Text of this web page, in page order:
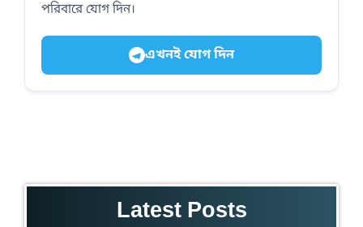
পরিবারে যোগ দিন।
এখনই যোগ দিন
Latest Posts